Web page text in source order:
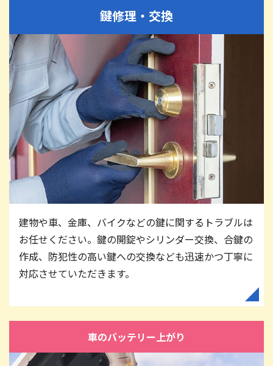
鍵修理・交換
建物や車、金庫、バイクなどの鍵に関するトラブルは
お任せください。鍵の開錠やシリンダー交換、合鍵の
作成、防犯性の高い鍵への交換なども迅速かつ丁寧に
対応させていただきます。
車のバッテリー上がり